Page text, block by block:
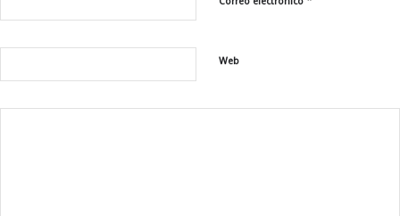
Web